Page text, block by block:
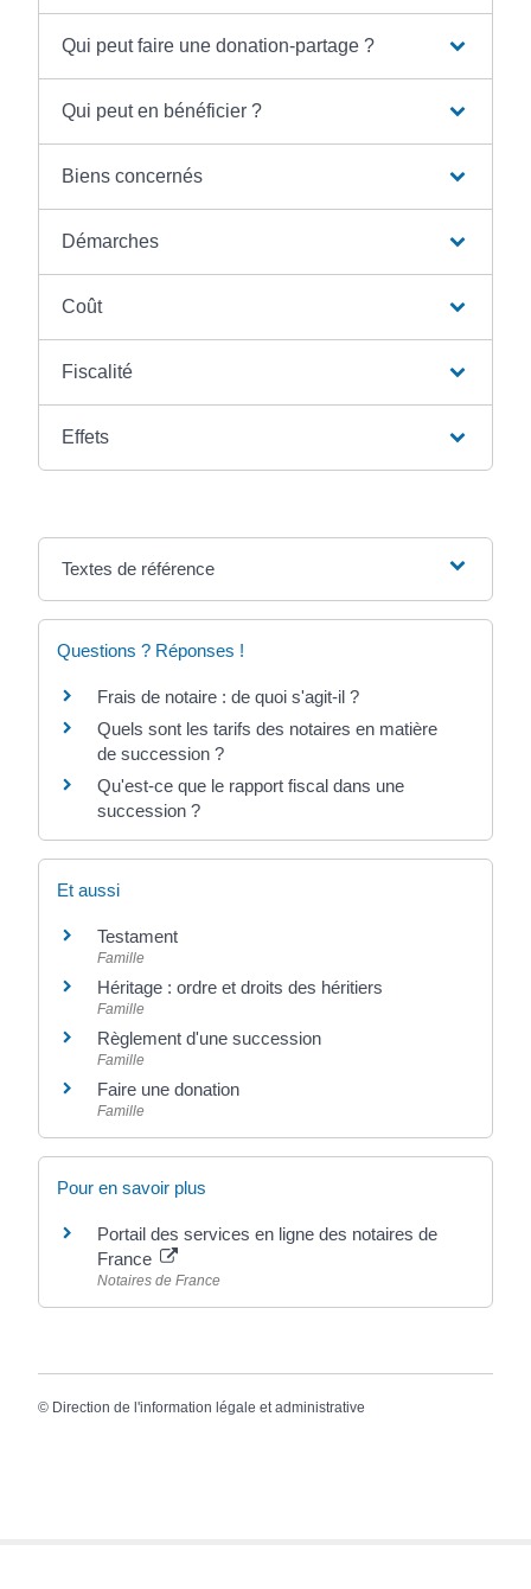
Qui peut faire une donation-partage ?
Qui peut en bénéficier ?
Biens concernés
Démarches
Coût
Fiscalité
Effets
Textes de référence
Questions ? Réponses !
Frais de notaire : de quoi s'agit-il ?
Quels sont les tarifs des notaires en matière
de succession ?
Qu'est-ce que le rapport fiscal dans une
succession ?
Et aussi
Testament
Famille
Héritage : ordre et droits des héritiers
Famille
Règlement d'une succession
Famille
Faire une donation
Famille
Pour en savoir plus
Portail des services en ligne des notaires de
France
Notaires de France
© Direction de l'information légale et administrative